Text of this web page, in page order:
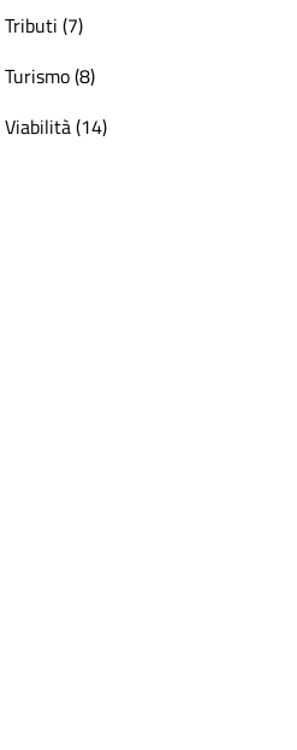
Tributi (7)
Turismo (8)
Viabilità (14)